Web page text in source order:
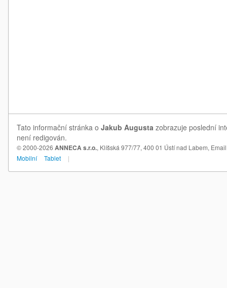
Tato informační stránka o Jakub Augusta zobrazuje poslední
není redigován.
© 2000-2026 ANNECA s.r.o., Klíšská 977/77, 400 01 Ústí nad Labem,
Mobilní
Tablet |